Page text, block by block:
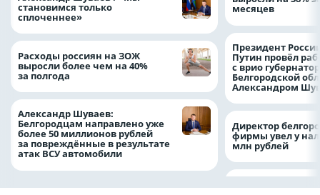
становимся только
сплоченнее»
Расходы россиян на ЗОЖ
выросли более чем на 40%
за полгода
Александр Шуваев:
Белгородцам направлено уже
более 50 миллионов рублей
за повреждённые в результате
атак ВСУ автомобили
месяцев
Президент
Путин провёл
с врио
Белгородской
Александром
Директор
фирмы увел у
млн рублей